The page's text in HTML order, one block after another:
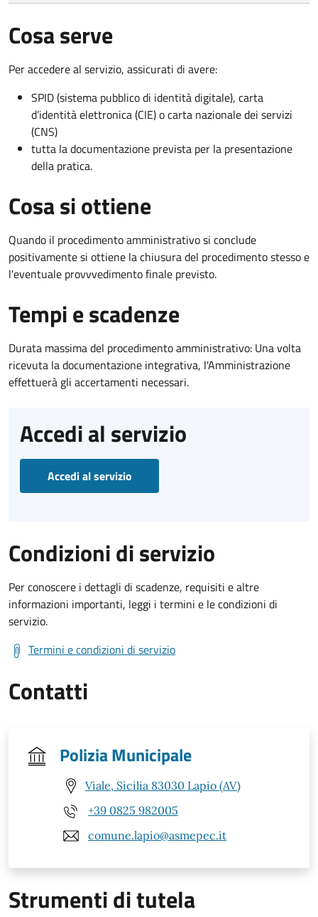
Cosa serve
Per accedere al servizio, assicurati di avere:
SPID (sistema pubblico di identità digitale), carta
d’identità elettronica (CIE) o carta nazionale dei servizi
(CNS)
tutta la documentazione prevista per la presentazione
della pratica.
Cosa si ottiene
Quando il procedimento amministrativo si conclude
positivamente si ottiene la chiusura del procedimento stesso e
l'eventuale provvvedimento finale previsto.
Tempi e scadenze
Durata massima del procedimento amministrativo: Una volta
ricevuta la documentazione integrativa, l'Amministrazione
effettuerà gli accertamenti necessari.
Accedi al servizio
Accedi al servizio
Condizioni di servizio
Per conoscere i dettagli di scadenze, requisiti e altre
informazioni importanti, leggi i termini e le condizioni di
servizio.
Termini e condizioni di servizio
Contatti
Polizia Municipale
Viale, Sicilia 83030 Lapio (AV)
+39 0825 982005
comune.lapio@asmepec.it
Strumenti di tutela